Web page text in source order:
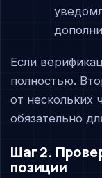
Если
полностью.
от нескольких
обязательно
Шаг 2.
позиции